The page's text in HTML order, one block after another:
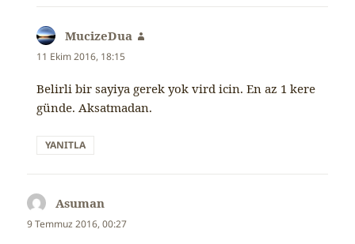
MucizeDua
11 Ekim 2016, 18:15
Belirli bir sayiya gerek yok vird icin. En az 1 kere
günde. Aksatmadan.
YANITLA
Asuman
ki:
9 Temmuz 2016, 00:27